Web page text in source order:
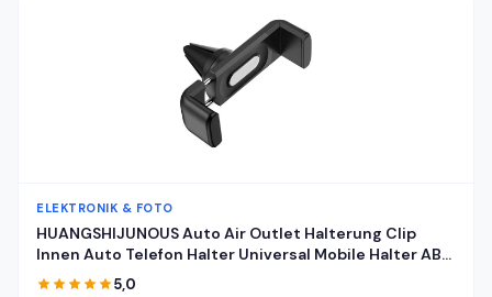
ELEKTRONIK & FOTO
HUANGSHIJUNOUS Auto Air Outlet Halterung Clip
Innen Auto Telefon Halter Universal Mobile Halter ABS
Auto Halterung Telefon Unterstützung Handy Halter
5,0